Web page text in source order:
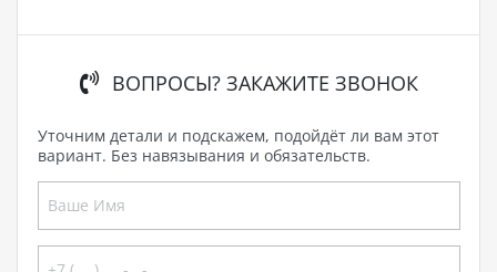
ВОПРОСЫ? ЗАКАЖИТЕ ЗВОНОК
Уточним детали и подскажем, подойдёт ли вам этот
вариант. Без навязывания и обязательств.